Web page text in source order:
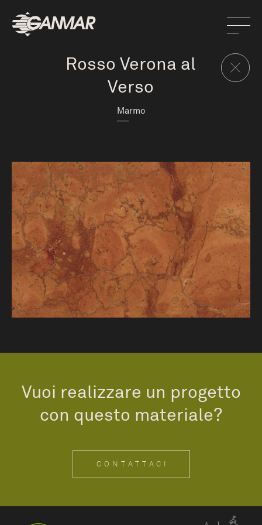
Rosso Verona al
Verso
Marmo
Vuoi realizzare un progetto
con questo materiale?
CONTATTACI